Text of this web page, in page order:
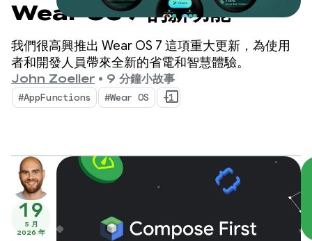
Wear OS 7 的新功能
我們很高興推出 Wear OS 7 這項重大更新，為使用
者和開發人員帶來全新的省電和智慧體驗。
John Zoeller • 9 分鐘小故事
#AppFunctions #Wear OS +1
19
5 月
2026 年